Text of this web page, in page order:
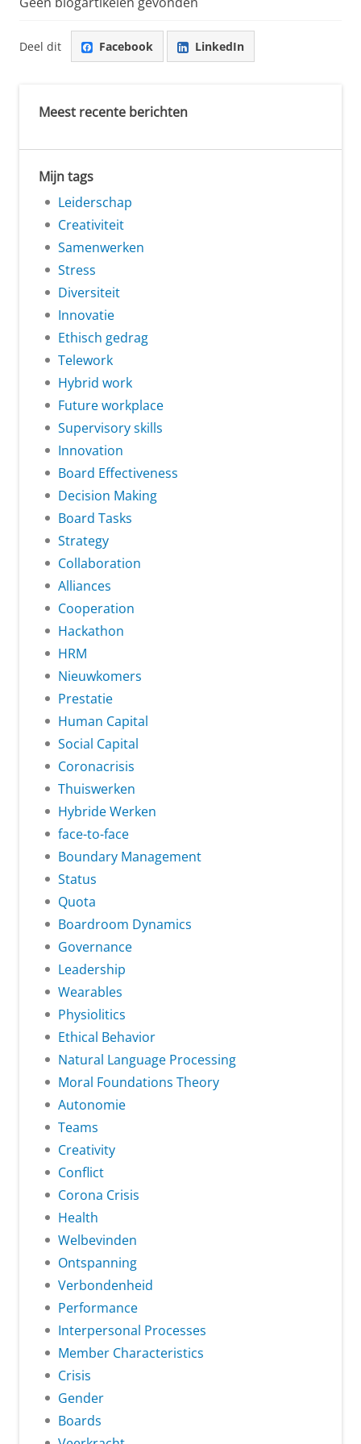
Deel dit Facebook LinkedIn
Meest recente berichten
Mijn tags
Leiderschap
Creativiteit
Samenwerken
Stress
Diversiteit
Innovatie
Ethisch gedrag
Telework
Hybrid work
Future workplace
Supervisory skills
Innovation
Board Effectiveness
Decision Making
Board Tasks
Strategy
Collaboration
Alliances
Cooperation
Hackathon
HRM
Nieuwkomers
Prestatie
Human Capital
Social Capital
Coronacrisis
Thuiswerken
Hybride Werken
face-to-face
Boundary Management
Status
Quota
Boardroom Dynamics
Governance
Leadership
Wearables
Physiolitics
Ethical Behavior
Natural Language Processing
Moral Foundations Theory
Autonomie
Teams
Creativity
Conflict
Corona Crisis
Health
Welbevinden
Ontspanning
Verbondenheid
Performance
Interpersonal Processes
Member Characteristics
Crisis
Gender
Boards